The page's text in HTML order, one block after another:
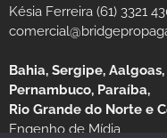
Késia Ferreira (61) 3321
Bahia, Sergipe, Aalgoas,
Pernambuco, Paraíba,
Rio Grande do Norte e
Engenho de Mídia